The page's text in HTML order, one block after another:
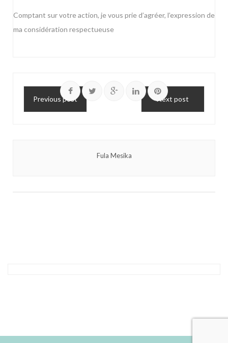
Comptant sur votre action, je vous prie d’agréer, l’expression de
ma considération respectueuse
Previous post Next post
Fula Mesika